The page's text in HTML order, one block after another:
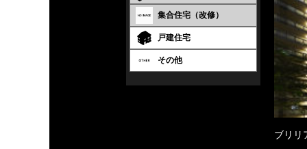
集合住宅（改修）
戸建住宅
その他
ブリリ